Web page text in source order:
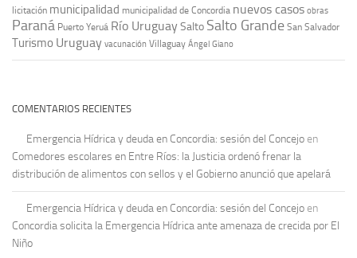
licitación municipalidad municipalidad de Concordia nuevos casos obras
Paraná Puerto Yeruá Río UruguaySalto Salto Grande San Salvador
Turismo Uruguay vacunación Villaguay Ángel Giano
COMENTARIOS RECIENTES
Emergencia Hídrica y deuda en Concordia: sesión del Concejo en
Comedores escolares en Entre Ríos: la Justicia ordenó frenar la
distribución de alimentos con sellos y el Gobierno anunció que apelará
Emergencia Hídrica y deuda en Concordia: sesión del Concejo en
Concordia solicita la Emergencia Hídrica ante amenaza de crecida por El
Niño